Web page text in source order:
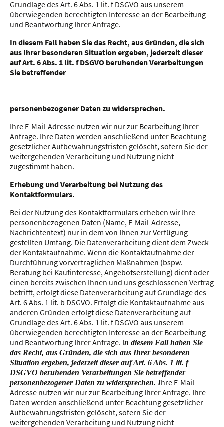
Grundlage des Art. 6 Abs. 1 lit. f DSGVO aus unserem
überwiegenden berechtigten Interesse an der Bearbeitung
und Beantwortung Ihrer Anfrage.
In diesem Fall haben Sie das Recht, aus Gründen, die sich
aus Ihrer besonderen Situation ergeben, jederzeit dieser
auf Art. 6 Abs. 1 lit. f DSGVO beruhenden Verarbeitungen
Sie betreffender
personenbezogener Daten zu widersprechen.
Ihre E-Mail-Adresse nutzen wir nur zur Bearbeitung Ihrer
Anfrage. Ihre Daten werden anschließend unter Beachtung
gesetzlicher Aufbewahrungsfristen gelöscht, sofern Sie der
weitergehenden Verarbeitung und Nutzung nicht
zugestimmt haben.
Erhebung und Verarbeitung bei Nutzung des
Kontaktformulars.
Bei der Nutzung des Kontaktformulars erheben wir Ihre
personenbezogenen Daten (Name, E-Mail-Adresse,
Nachrichtentext) nur in dem von Ihnen zur Verfügung
gestellten Umfang. Die Datenverarbeitung dient dem Zweck
der Kontaktaufnahme. Wenn die Kontaktaufnahme der
Durchführung vorvertraglichen Maßnahmen (bspw.
Beratung bei Kaufinteresse, Angebotserstellung) dient oder
einen bereits zwischen Ihnen und uns geschlossenen Vertrag
betrifft, erfolgt diese Datenverarbeitung auf Grundlage des
Art. 6 Abs. 1 lit. b DSGVO. Erfolgt die Kontaktaufnahme aus
anderen Gründen erfolgt diese Datenverarbeitung auf
Grundlage des Art. 6 Abs. 1 lit. f DSGVO aus unserem
überwiegenden berechtigten Interesse an der Bearbeitung
und Beantwortung Ihrer Anfrage. In diesem Fall haben Sie
das Recht, aus Gründen, die sich aus Ihrer besonderen
Situation ergeben, jederzeit dieser auf Art. 6 Abs. 1 lit. f
DSGVO beruhenden Verarbeitungen Sie betreffender
personenbezogener Daten zu widersprechen. Ihre E-Mail-
Adresse nutzen wir nur zur Bearbeitung Ihrer Anfrage. Ihre
Daten werden anschließend unter Beachtung gesetzlicher
Aufbewahrungsfristen gelöscht, sofern Sie der
weitergehenden Verarbeitung und Nutzung nicht